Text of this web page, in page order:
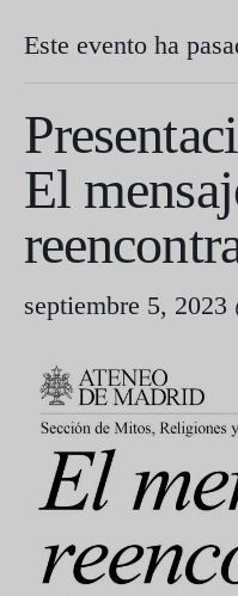
Este evento ha
El
septiembre 5, 2023